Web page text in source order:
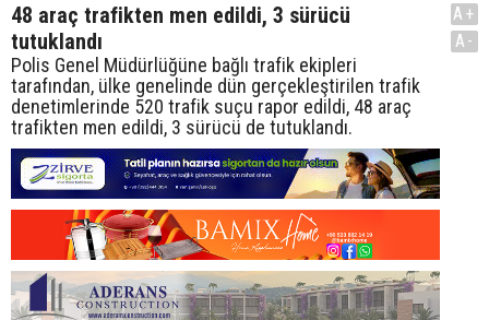
48 araç trafikten men edildi, 3 sürücü
tutuklandı
Polis Genel Müdürlüğüne bağlı trafik ekipleri
tarafından, ülke genelinde dün gerçekleştirilen trafik
denetimlerinde 520 trafik suçu rapor edildi, 48 araç
trafikten men edildi, 3 sürücü de tutuklandı.
A+
A-